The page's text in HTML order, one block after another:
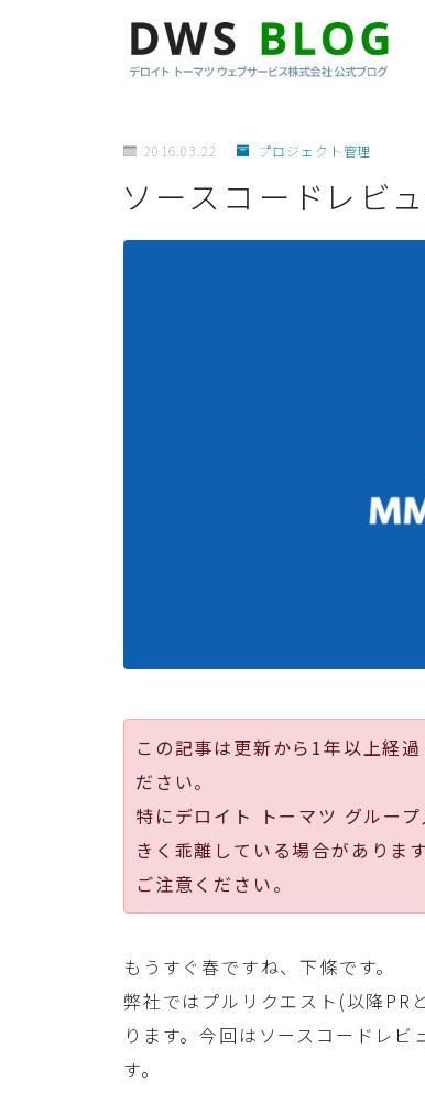
2016.03.22 プロジェクト管理
ソースコードレビ
この記事は更新から1年以上経
ださい。
特にデロイト トーマツ グルー
きく乖離している場合があります
ご注意ください。
もうすぐ春ですね、下條です。
弊社ではプルリクエスト(以降PR
ります。今回はソースコードレ
す。